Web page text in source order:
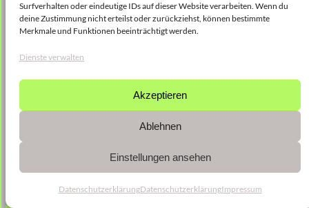
Surfverhalten oder eindeutige IDs auf dieser Website verarbeiten. Wenn du
deine Zustimmung nicht erteilst oder zurückziehst, können bestimmte
Merkmale und Funktionen beeinträchtigt werden.
Dienste verwalten
Akzeptieren
Ablehnen
Einstellungen ansehen
DatenschutzerklärungDatenschutzerklärungImpressum